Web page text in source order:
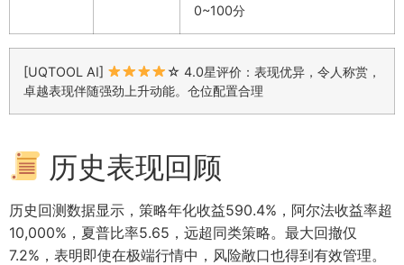
0~100分
[UQTOOL AI]
☆ 4.0星评价：表现优异，令人称赏，
卓越表现伴随强劲上升动能。仓位配置合理
历史表现回顾
历史回测数据显示，策略年化收益590.4%，阿尔法收益率超
10,000%，夏普比率5.65，远超同类策略。最大回撤仅
7.2%，表明即使在极端行情中，风险敞口也得到有效管理。